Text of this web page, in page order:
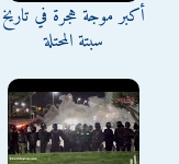
أكبر موجة هجرة في تاريخ
سبتة المحتلة